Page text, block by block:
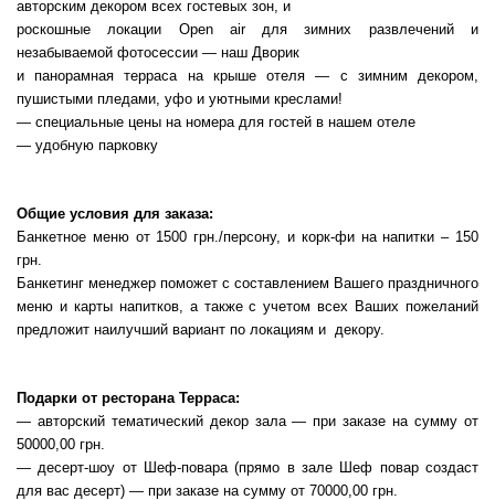
авторским декором всех гостевых зон, и
роскошные локации Open air для зимних развлечений и
незабываемой фотосессии — наш Дворик
и панорамная терраса на крыше отеля — с зимним декором,
пушистыми пледами, уфо и уютными креслами!
— специальные цены на номера для гостей в нашем отеле
— удобную парковку
Общие условия для заказа:
Банкетное меню от 1500 грн./персону, и корк-фи на напитки – 150
грн.
Банкетинг менеджер поможет с составлением Вашего праздничного
меню и карты напитков, а также с учетом всех Ваших пожеланий
предложит наилучший вариант по локациям и декору.
Подарки от ресторана Терраса:
— авторский тематический декор зала — при заказе на сумму от
50000,00 грн.
— десерт-шоу от Шеф-повара (прямо в зале Шеф повар создаст
для вас десерт) — при заказе на сумму от 70000,00 грн.